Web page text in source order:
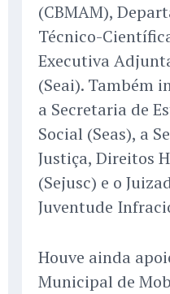
(CBMAM),
Técnico-
Executiva
(Seai). Também
a Secretaria de
Social (Seas), a
Justiça, Direitos
(Sejusc) e o
Juventude
Houve ainda
Municipal de